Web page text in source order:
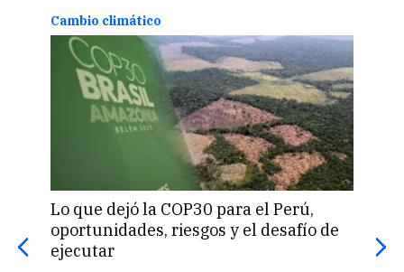
Cambio climático
Lo que dejó la COP30 para el Perú,
oportunidades, riesgos y el desafío de
ejecutar
festival